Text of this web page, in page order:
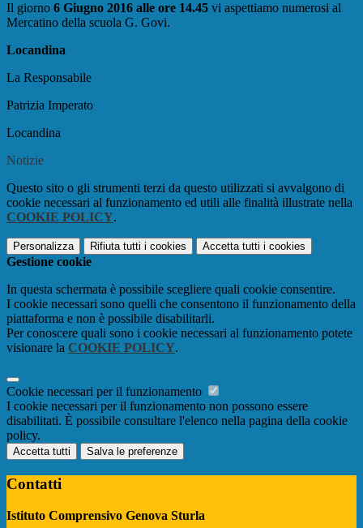
Il giorno 6 Giugno 2016 alle ore 14.45 vi aspettiamo numerosi al
Mercatino della scuola G. Govi.
Locandina
La Responsabile
Patrizia Imperato
Locandina
Notizie
Questo sito o gli strumenti terzi da questo utilizzati si avvalgono di
cookie necessari al funzionamento ed utili alle finalità illustrate nella
COOKIE POLICY.
Personalizza Rifiuta tutti i cookies Accetta tutti i cookies
Gestione cookie
In questa schermata è possibile scegliere quali cookie consentire.
I cookie necessari sono quelli che consentono il funzionamento della
piattaforma e non è possibile disabilitarli.
Per conoscere quali sono i cookie necessari al funzionamento potete
visionare la COOKIE POLICY.
Cookie necessari per il funzionamento
I cookie necessari per il funzionamento non possono essere
disabilitati. È possibile consultare l'elenco nella pagina della cookie
policy.
Accetta tutti Salva le preferenze
Contatti
Istituto Comprensivo Genova Sturla